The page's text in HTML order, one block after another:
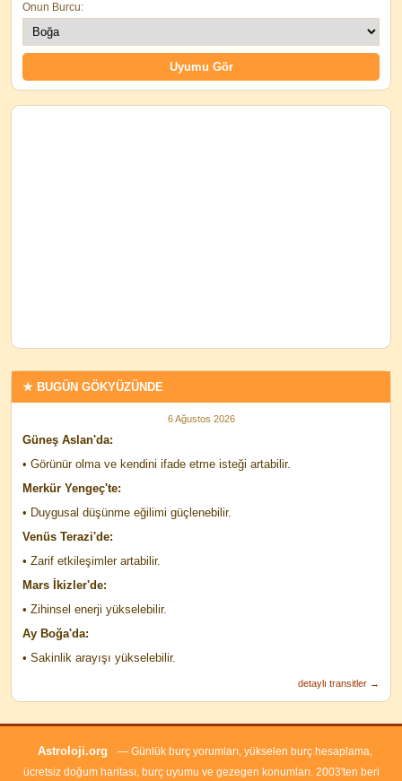
★ BUGÜN GÖKYÜZÜNDE
6 Ağustos 2026
Güneş Aslan'da:
• Görünür olma ve kendini ifade etme isteği artabilir.
Merkür Yengeç'te:
• Duygusal düşünme eğilimi güçlenebilir.
Venüs Terazi'de:
• Zarif etkileşimler artabilir.
Mars İkizler'de:
• Zihinsel enerji yükselebilir.
Ay Boğa'da:
• Sakinlik arayışı yükselebilir.
detaylı transitler →
Onun Burcu:
Astroloji.org
— Günlük burç yorumları, yükselen burç hesaplama,
ücretsiz doğum haritası, burç uyumu ve gezegen konumları. 2003'ten beri